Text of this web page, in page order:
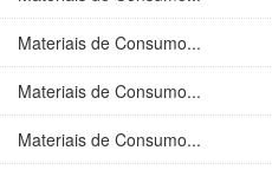
Materiais de Consumo...
Materiais de Consumo...
Materiais de Consumo...